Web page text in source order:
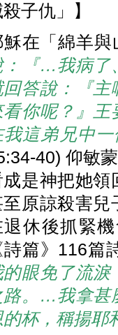
子仇」】
穌在「綿羊
：『…我病了
回答說：『
看你呢？』
我這弟兄中
40) 仰敏
成是神把她領
至原諒殺害兒
退休後抓緊
詩篇》116篇
的眼免了流淚
路。…我拿甚
的杯，稱揚耶